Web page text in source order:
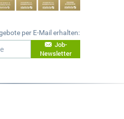
per E-Mail erhalten:
Job-
Newsletter